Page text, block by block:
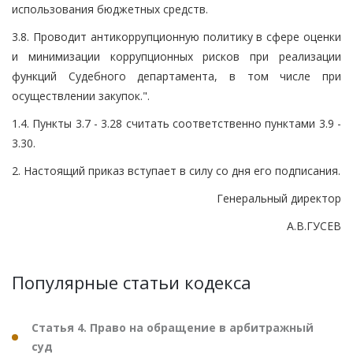
использования бюджетных средств.
3.8. Проводит антикоррупционную политику в сфере оценки
и минимизации коррупционных рисков при реализации
функций Судебного департамента, в том числе при
осуществлении закупок.".
1.4. Пункты 3.7 - 3.28 считать соответственно пунктами 3.9 -
3.30.
2. Настоящий приказ вступает в силу со дня его подписания.
Генеральный директор
А.В.ГУСЕВ
Популярные статьи кодекса
Статья 4. Право на обращение в арбитражный
суд